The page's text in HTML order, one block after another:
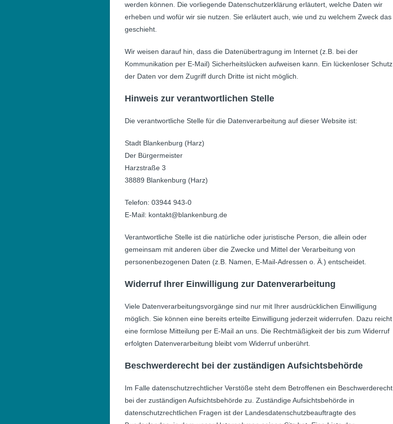
werden können. Die vorliegende Datenschutzerklärung erläutert, welche Daten wir
erheben und wofür wir sie nutzen. Sie erläutert auch, wie und zu welchem Zweck das
geschieht.
Wir weisen darauf hin, dass die Datenübertragung im Internet (z.B. bei der
Kommunikation per E-Mail) Sicherheitslücken aufweisen kann. Ein lückenloser Schutz
der Daten vor dem Zugriff durch Dritte ist nicht möglich.
Hinweis zur verantwortlichen Stelle
Die verantwortliche Stelle für die Datenverarbeitung auf dieser Website ist:
Stadt Blankenburg (Harz)
Der Bürgermeister
Harzstraße 3
38889 Blankenburg (Harz)
Telefon: 03944 943-0
E-Mail: kontakt@blankenburg.de
Verantwortliche Stelle ist die natürliche oder juristische Person, die allein oder
gemeinsam mit anderen über die Zwecke und Mittel der Verarbeitung von
personenbezogenen Daten (z.B. Namen, E-Mail-Adressen o. Ä.) entscheidet.
Widerruf Ihrer Einwilligung zur Datenverarbeitung
Viele Datenverarbeitungsvorgänge sind nur mit Ihrer ausdrücklichen Einwilligung
möglich. Sie können eine bereits erteilte Einwilligung jederzeit widerrufen. Dazu reicht
eine formlose Mitteilung per E-Mail an uns. Die Rechtmäßigkeit der bis zum Widerruf
erfolgten Datenverarbeitung bleibt vom Widerruf unberührt.
Beschwerderecht bei der zuständigen Aufsichtsbehörde
Im Falle datenschutzrechtlicher Verstöße steht dem Betroffenen ein Beschwerderecht
bei der zuständigen Aufsichtsbehörde zu. Zuständige Aufsichtsbehörde in
datenschutzrechtlichen Fragen ist der Landesdatenschutzbeauftragte des